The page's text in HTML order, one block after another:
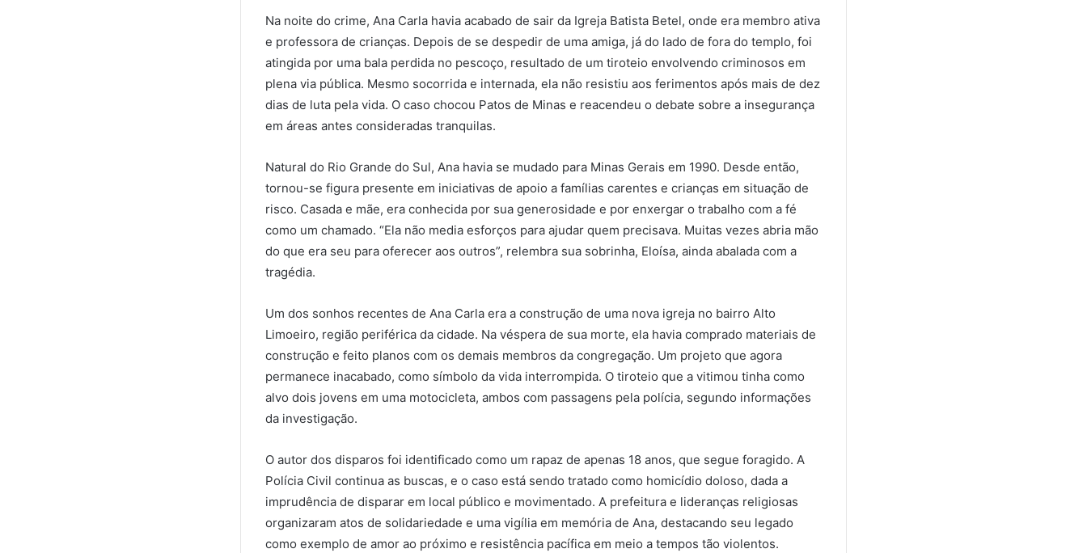
Na noite do crime, Ana Carla havia acabado de sair da Igreja Batista Betel, onde era membro ativa
e professora de crianças. Depois de se despedir de uma amiga, já do lado de fora do templo, foi
atingida por uma bala perdida no pescoço, resultado de um tiroteio envolvendo criminosos em
plena via pública. Mesmo socorrida e internada, ela não resistiu aos ferimentos após mais de dez
dias de luta pela vida. O caso chocou Patos de Minas e reacendeu o debate sobre a insegurança
em áreas antes consideradas tranquilas.
Natural do Rio Grande do Sul, Ana havia se mudado para Minas Gerais em 1990. Desde então,
tornou-se figura presente em iniciativas de apoio a famílias carentes e crianças em situação de
risco. Casada e mãe, era conhecida por sua generosidade e por enxergar o trabalho com a fé
como um chamado. “Ela não media esforços para ajudar quem precisava. Muitas vezes abria mão
do que era seu para oferecer aos outros”, relembra sua sobrinha, Eloísa, ainda abalada com a
tragédia.
Um dos sonhos recentes de Ana Carla era a construção de uma nova igreja no bairro Alto
Limoeiro, região periférica da cidade. Na véspera de sua morte, ela havia comprado materiais de
construção e feito planos com os demais membros da congregação. Um projeto que agora
permanece inacabado, como símbolo da vida interrompida. O tiroteio que a vitimou tinha como
alvo dois jovens em uma motocicleta, ambos com passagens pela polícia, segundo informações
da investigação.
O autor dos disparos foi identificado como um rapaz de apenas 18 anos, que segue foragido. A
Polícia Civil continua as buscas, e o caso está sendo tratado como homicídio doloso, dada a
imprudência de disparar em local público e movimentado. A prefeitura e lideranças religiosas
organizaram atos de solidariedade e uma vigília em memória de Ana, destacando seu legado
como exemplo de amor ao próximo e resistência pacífica em meio a tempos tão violentos.